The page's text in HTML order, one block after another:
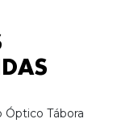
Óptico Tábora